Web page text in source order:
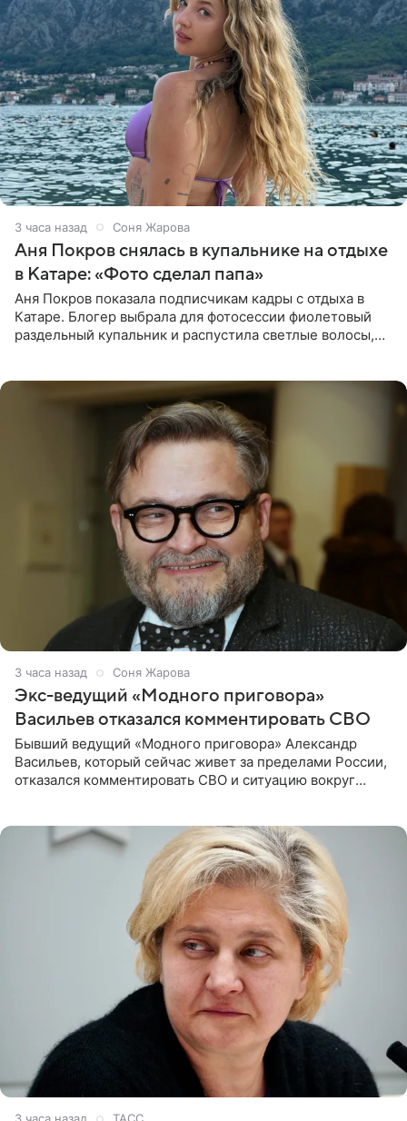
3 часа назад Соня Жарова
Аня Покров снялась в купальнике на отдыхе
в Катаре: «Фото сделал папа»
Аня Покров показала подписчикам кадры с отдыха в
Катаре. Блогер выбрала для фотосессии фиолетовый
раздельный купальник и распустила светлые волосы,
3 часа назад Соня Жарова
Экс-ведущий «Модного приговора»
Васильев отказался комментировать СВО
Бывший ведущий «Модного приговора» Александр
Васильев, который сейчас живет за пределами России,
отказался комментировать СВО и ситуацию вокруг